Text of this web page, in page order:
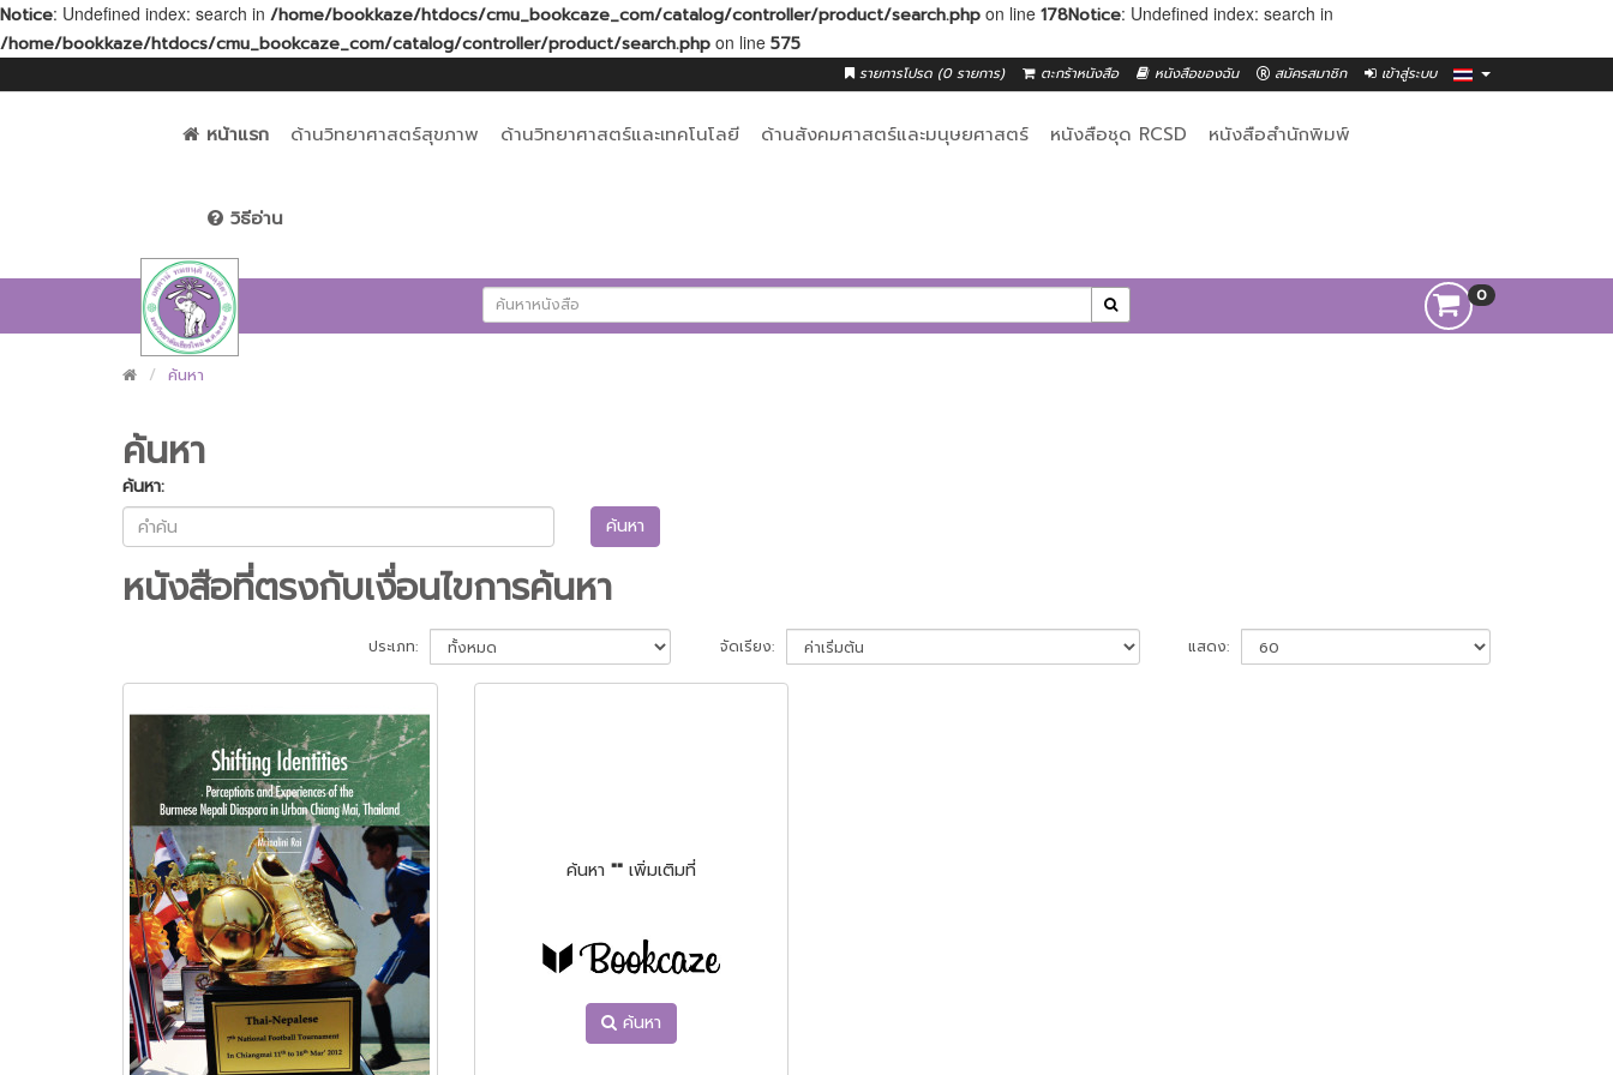
Notice: Undefined index: search in /home/bookkaze/htdocs/cmu_bookcaze_com/catalog/controller/product/search.php on line 178Notice: Undefined index: search in
/home/bookkaze/htdocs/cmu_bookcaze_com/catalog/controller/product/search.php on line 575
รายการโปรด (0 รายการ) ตะกร้าหนังสือ หนังสือของฉัน สมัครสมาชิก เข้าสู่ระบบ
หน้าแรก ด้านวิทยาศาสตร์สุขภาพ ด้านวิทยาศาสตร์และเทคโนโลยี ด้านสังคมศาสตร์และมนุษยศาสตร์ หนังสือชุด RCSD หนังสือสำนักพิมพ์
วิธีอ่าน
0
ค้นหา
ค้นหา
ค้นหา:
หนังสือที่ตรงกับเงื่อนไขการค้นหา
แสดง:
จัดเรียง:
ประเภท:
ค้นหา
ค้นหา ""เพิ่มเติมที่